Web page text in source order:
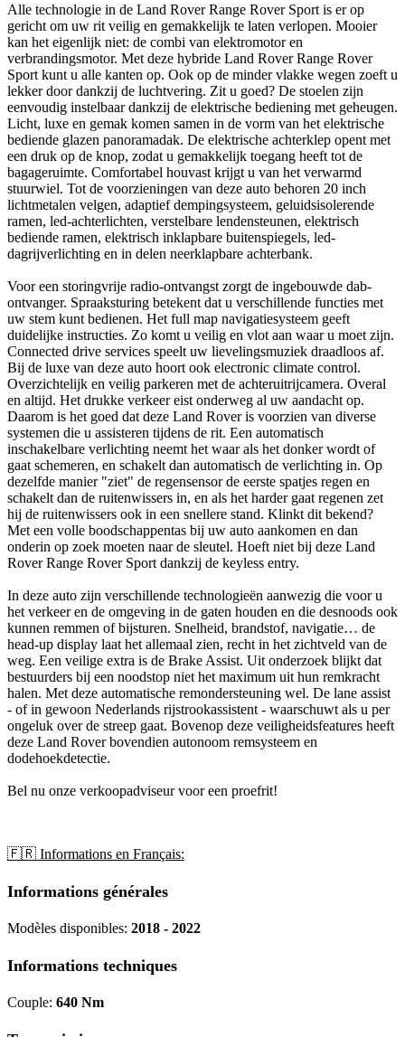
Alle technologie in de Land Rover Range Rover Sport is er op
gericht om uw rit veilig en gemakkelijk te laten verlopen. Mooier
kan het eigenlijk niet: de combi van elektromotor en
verbrandingsmotor. Met deze hybride Land Rover Range Rover
Sport kunt u alle kanten op. Ook op de minder vlakke wegen zoeft u
lekker door dankzij de luchtvering. Zit u goed? De stoelen zijn
eenvoudig instelbaar dankzij de elektrische bediening met geheugen.
Licht, luxe en gemak komen samen in de vorm van het elektrische
bediende glazen panoramadak. De elektrische achterklep opent met
een druk op de knop, zodat u gemakkelijk toegang heeft tot de
bagageruimte. Comfortabel houvast krijgt u van het verwarmd
stuurwiel. Tot de voorzieningen van deze auto behoren 20 inch
lichtmetalen velgen, adaptief dempingsysteem, geluidsisolerende
ramen, led-achterlichten, verstelbare lendensteunen, elektrisch
bediende ramen, elektrisch inklapbare buitenspiegels, led-
dagrijverlichting en in delen neerklapbare achterbank.
Voor een storingvrije radio-ontvangst zorgt de ingebouwde dab-
ontvanger. Spraaksturing betekent dat u verschillende functies met
uw stem kunt bedienen. Het full map navigatiesysteem geeft
duidelijke instructies. Zo komt u veilig en vlot aan waar u moet zijn.
Connected drive services speelt uw lievelingsmuziek draadloos af.
Bij de luxe van deze auto hoort ook electronic climate control.
Overzichtelijk en veilig parkeren met de achteruitrijcamera. Overal
en altijd. Het drukke verkeer eist onderweg al uw aandacht op.
Daarom is het goed dat deze Land Rover is voorzien van diverse
systemen die u assisteren tijdens de rit. Een automatisch
inschakelbare verlichting neemt het waar als het donker wordt of
gaat schemeren, en schakelt dan automatisch de verlichting in. Op
dezelfde manier "ziet" de regensensor de eerste spatjes regen en
schakelt dan de ruitenwissers in, en als het harder gaat regenen zet
hij de ruitenwissers ook in een snellere stand. Klinkt dit bekend?
Met een volle boodschappentas bij uw auto aankomen en dan
onderin op zoek moeten naar de sleutel. Hoeft niet bij deze Land
Rover Range Rover Sport dankzij de keyless entry.
In deze auto zijn verschillende technologieën aanwezig die voor u
het verkeer en de omgeving in de gaten houden en die desnoods ook
kunnen remmen of bijsturen. Snelheid, brandstof, navigatie… de
head-up display laat het allemaal zien, recht in het zichtveld van de
weg. Een veilige extra is de Brake Assist. Uit onderzoek blijkt dat
bestuurders bij een noodstop niet het maximum uit hun remkracht
halen. Met deze automatische remondersteuning wel. De lane assist
- of in gewoon Nederlands rijstrookassistent - waarschuwt als u per
ongeluk over de streep gaat. Bovenop deze veiligheidsfeatures heeft
deze Land Rover bovendien autonoom remsysteem en
dodehoekdetectie.
Bel nu onze verkoopadviseur voor een proefrit!
🇫🇷 Informations en Français:
Informations générales
Modèles disponibles: 2018 - 2022
Informations techniques
Couple: 640 Nm